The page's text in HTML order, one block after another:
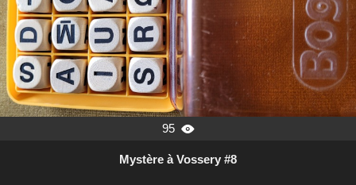
95 
Mystère à Vossery #8